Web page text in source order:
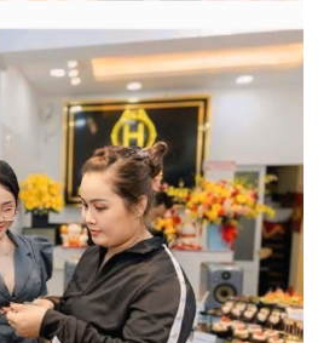
TIN TƯỞNG VÀ ỦNG HỘ
KHẨU và PHÂN PHỐI CÁC
HÃNG.
TIN TƯỞNG VÀ ỦNG HỘ
KHẨU và PHÂN PHỐI CÁC
HÃNG.